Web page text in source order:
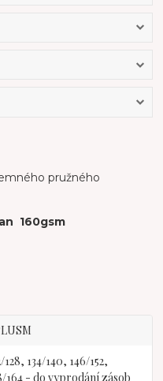
pružného
160gsm
128, 134/140, 146/152,
164 - do vyprodání zásob